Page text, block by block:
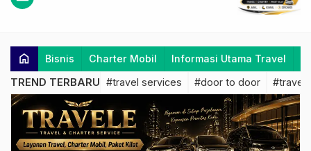
home Bisnis Charter Mobil Informasi Utama Travel
TREND TERBARU #travel services #door to door #travel